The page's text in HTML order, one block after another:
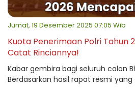
Jumat, 19 Desember 2025 07:05 Wib
Kuota Penerimaan Polri Tahun
Catat Rinciannya!
Kabar gembira bagi seluruh calon
Berdasarkan hasil rapat resmi yang